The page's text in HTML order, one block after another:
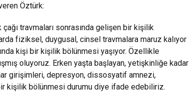
Öztürk:
çağı travmaları sonrasında gelişen bir kişilik
fiziksel, duygusal, cinsel travmalara maruz kalıyor
kişi bir kişilik bölünmesi yaşıyor. Özellikle
oluyoruz. Erken yaşta başlayan, yetişkinliğe kadar
girişimleri, depresyon, dissosyatif amnezi,
kişilik bölünmesi durumu diye ifade edebiliriz.